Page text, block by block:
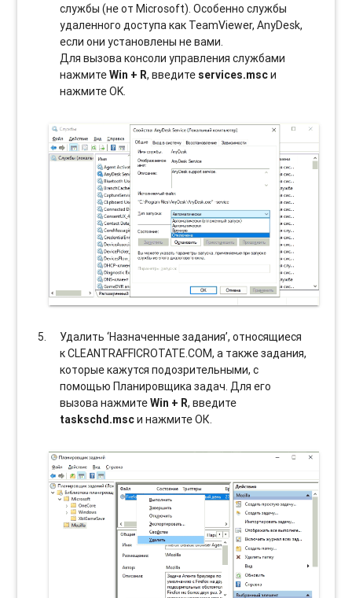
службы (не от Microsoft). Особенно службы
удаленного доступа как TeamViewer, AnyDesk,
если они установлены не вами.
Для вызова консоли управления службами
нажмитеWin + R, введите services.mscи
нажмите OK.
Удалить ‘Назначенные задания’, относящиеся
к CLEANTRAFFICROTATE.COM, а также задания,
которые кажутся подозрительными, с
помощью Планировщика задач. Для его
вызова нажмитеWin + R, введите
taskschd.mscи нажмите ОК.